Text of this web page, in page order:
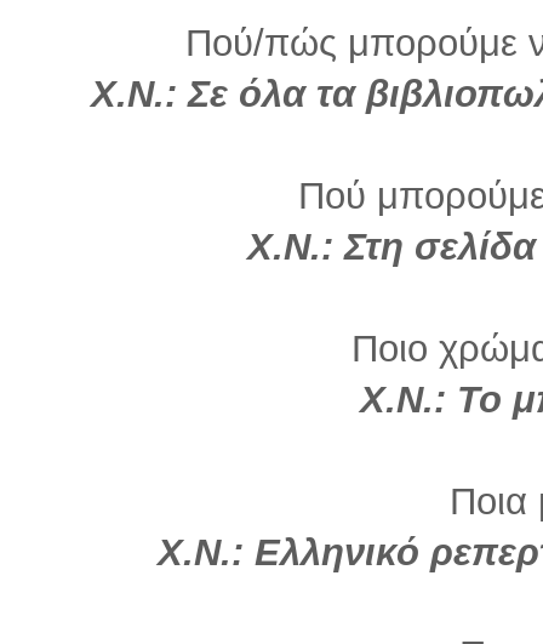
Πού/πώς μπορούμε
Χ.Ν.: Σε όλα τα
Πού
Χ.Ν.:Στη
Ποιο χρώμα
Χ.Ν.: Το
Ποια
Χ.Ν.: Ελληνικό